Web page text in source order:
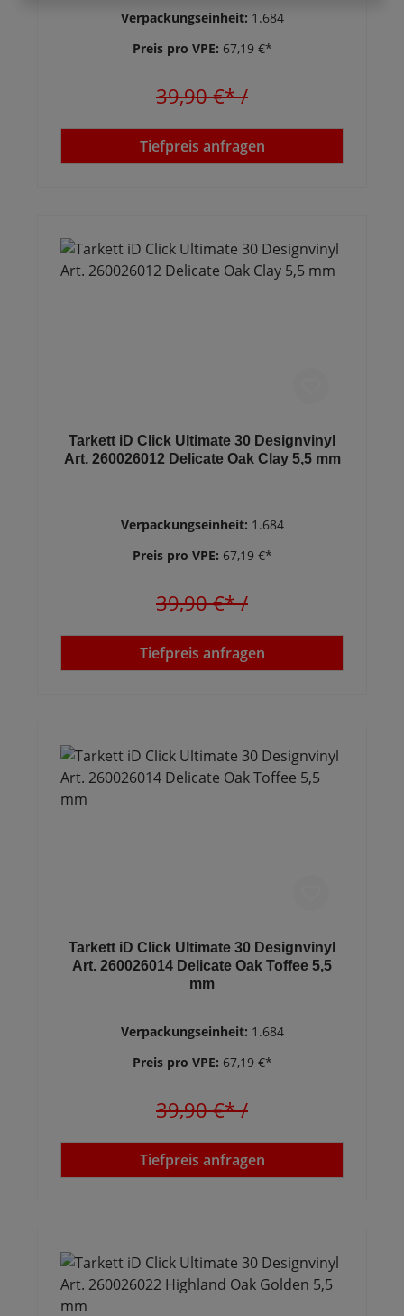
Verpackungseinheit: 1.684
Preis pro VPE: 67,19 €*
39,90 €*/
Tiefpreis anfragen
Tarkett iD Click Ultimate 30 Designvinyl
Art. 260026012 Delicate Oak Clay 5,5 mm
Verpackungseinheit: 1.684
Preis pro VPE: 67,19 €*
39,90 €*/
Tiefpreis anfragen
Tarkett iD Click Ultimate 30 Designvinyl
Art. 260026014 Delicate Oak Toffee 5,5
mm
Verpackungseinheit: 1.684
Preis pro VPE: 67,19 €*
39,90 €*/
Tiefpreis anfragen